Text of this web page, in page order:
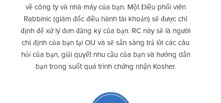
về công ty và nhà máy của bạn. Một Điều phối viên
Rabbinic (giám đốc điều hành tài khoản) sẽ được chỉ
định để xử lý đơn đăng ký của bạn. RC này sẽ là người
chỉ định của bạn tại OU và sẽ sẵn sàng trả lời các câu
hỏi của bạn, giải quyết nhu cầu của bạn và hướng dẫn
bạn trong suốt quá trình chứng nhận Kosher.